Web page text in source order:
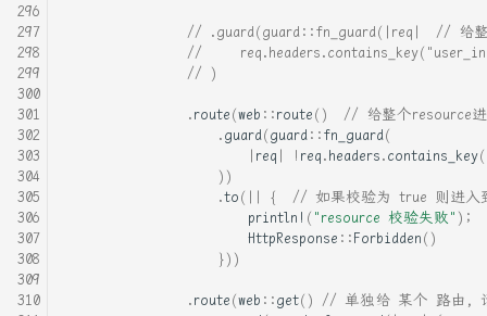
// .guard(guard::fn_guard(|req|  // 给整
//
// )
.route(web ::route()
// 给整个resource
.guard(guard ::fn_guard(
| req | ! req.headers.contains_key(
))
.to( || {
// 如果校验为 true 则进入
println! ( "resource 校验失败" );
HttpResponse ::Forbidden()
}))
.route(web ::get()
// 单独给 某个 路由,